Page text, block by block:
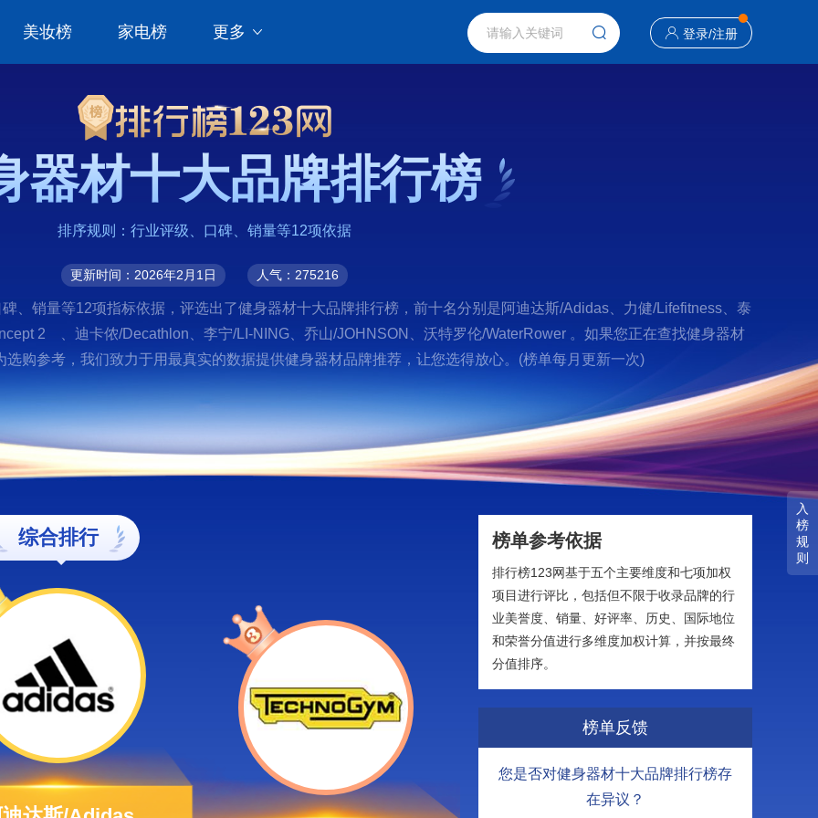
美妆榜 家电榜 更多 登录/注册
入
榜
规
则
器材十大品牌排行榜
排序规则：行业评级、口碑、销量等12项依据
更新时间：2026年2月1日 人气：275216
、销量等12项指标依据，评选出了健身器材十大品牌排行榜，前十名分别是阿迪达斯/Adidas、力健/Lifefitness、泰
2 、迪卡侬/Decathlon、李宁/LI-NING、乔山/JOHNSON、沃特罗伦/WaterRower 。如果您正在查找健身器材
购参考，我们致力于用最真实的数据提供健身器材品牌推荐，让您选得放心。(榜单每月更新一次)
综合排行 榜单参考依据
排行榜123网基于五个主要维度和七项加权
项目进行评比，包括但不限于收录品牌的行
业美誉度、销量、好评率、历史、国际地位
和荣誉分值进行多维度加权计算，并按最终
分值排序。
榜单反馈
您是否对健身器材十大品牌排行榜存
在异议？